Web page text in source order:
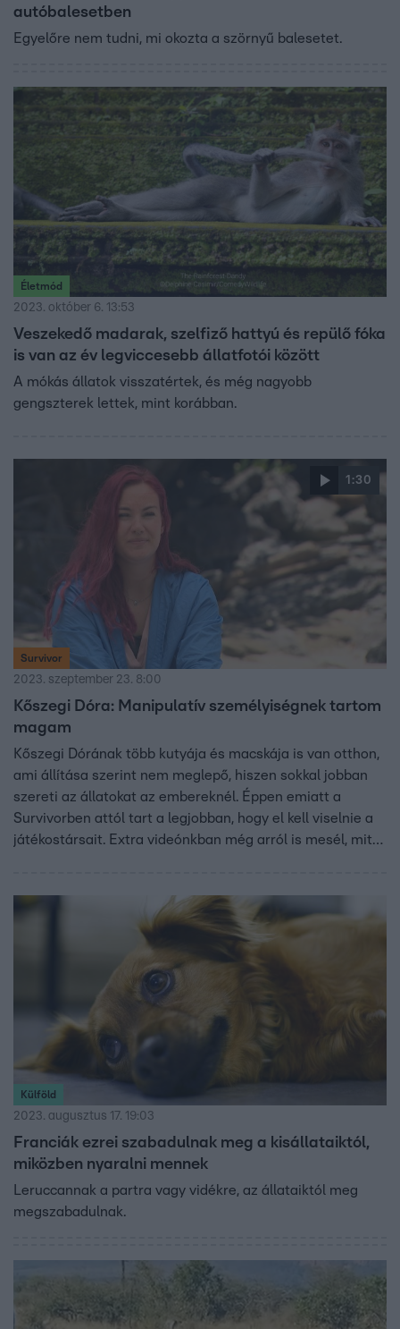
autóbalesetben
Egyelőre nem tudni, mi okozta a szörnyű balesetet.
Életmód
2023. október 6. 13:53
Veszekedő madarak, szelfiző hattyú és repülő fóka
is van az év legviccesebb állatfotói között
A mókás állatok visszatértek, és még nagyobb
gengszterek lettek, mint korábban.
1:30
Survivor
2023. szeptember 23. 8:00
Kőszegi Dóra: Manipulatív személyiségnek tartom
magam
Kőszegi Dórának több kutyája és macskája is van otthon,
ami állítása szerint nem meglepő, hiszen sokkal jobban
szereti az állatokat az embereknél. Éppen emiatt a
Survivorben attól tart a legjobban, hogy el kell viselnie a
játékostársait. Extra videónkban még arról is mesél, mit
Külföld
2023. augusztus 17. 19:03
Franciák ezrei szabadulnak meg a kisállataiktól,
miközben nyaralni mennek
Leruccannak a partra vagy vidékre, az állataiktól meg
megszabadulnak.